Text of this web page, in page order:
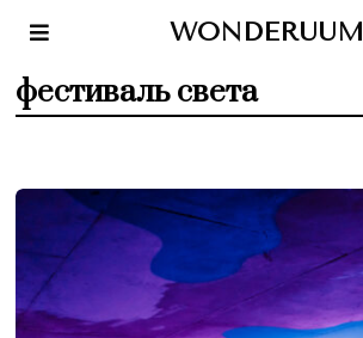
WONDERUUM
фестиваль света